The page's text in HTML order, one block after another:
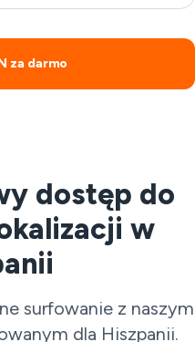
za darmo
dostęp do
w
surfowanie z naszym
dla Hiszpanii.